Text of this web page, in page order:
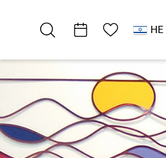
HE
רשימת מועדפים
דרום ים המלח
חופים
חוף חמי זוהר